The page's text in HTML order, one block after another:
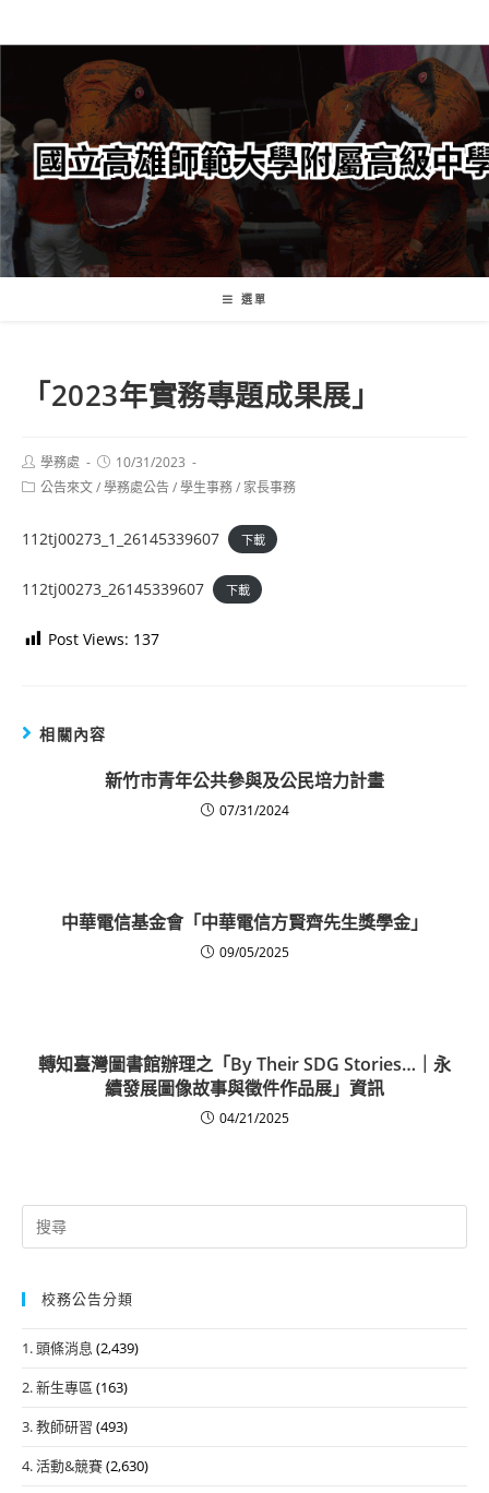
轉
要
內
容
選單
「2023年實務專題成果展」
Post
author:
學務處
Post
published:
10/31/2023
Post公告來文/學務處公告/學生事務/ 家長事務
112tj00273_1_26145339607 下載
112tj00273_26145339607 下載
Post Views: 137
相關內容
新竹市青年公共參與及公民培力計畫
07/31/2024
中華電信基金會「中華電信方賢齊先生獎學金」
09/05/2025
轉知臺灣圖書館辦理之「By Their SDG Stories…｜永
續發展圖像故事與徵件作品展」資訊
04/21/2025
Search
for:
校務公告分類
1. 頭條消息 (2,439)
2. 新生專區 (163)
3. 教師研習 (493)
4. 活動&競賽(2,630)